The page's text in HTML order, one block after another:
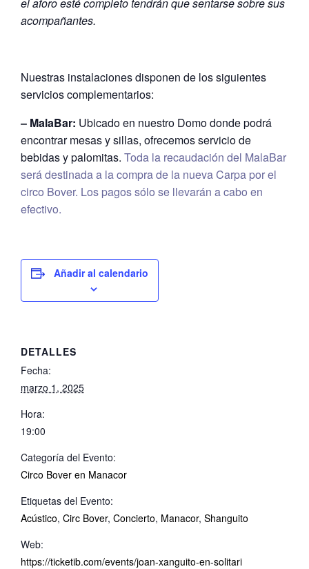
acompañantes.
Nuestras instalaciones disponen de los siguientes
servicios complementarios:
– MalaBar: Ubicado en nuestro Domo donde podrá
encontrar mesas y sillas, ofrecemos servicio de
bebidas y palomitas. Toda la recaudación del MalaBar
será destinada a la compra de la nueva Carpa por el
circo Bover. Los pagos sólo se llevarán a cabo en
efectivo.
Añadir al calendario
DETALLES
Fecha:
marzo 1, 2025
Hora:
19:00
Categoría del Evento:
Circo Bover en Manacor
Etiquetas del Evento:
Acústico, Circ Bover, Concierto, Manacor, Shanguito
Web:
https://ticketib.com/events/joan-xanguito-en-solitari